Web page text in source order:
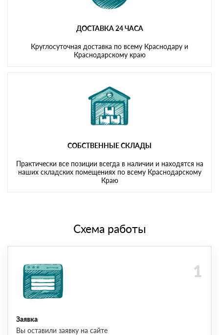
ДОСТАВКА 24 ЧАСА
Круглосуточная доставка по всему Краснодару и
Краснодарскому краю
СОБСТВЕННЫЕ СКЛАДЫ
Практически все позиции всегда в наличии и находятся на
наших складских помещениях по всему Краснодарскому
Краю
Схема работы
Заявка
Вы оставили заявку на сайте